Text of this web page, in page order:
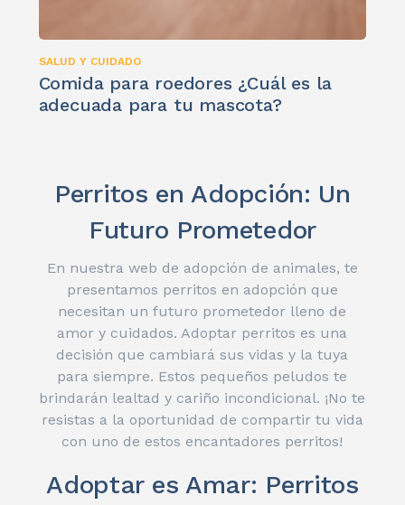
SALUD Y CUIDADO
Comida para roedores ¿Cuál es la
adecuada para tu mascota?
Perritos en Adopción: Un
Futuro Prometedor
En nuestra web de adopción de animales, te
presentamos perritos en adopción que
necesitan un futuro prometedor lleno de
amor y cuidados. Adoptar perritos es una
decisión que cambiará sus vidas y la tuya
para siempre. Estos pequeños peludos te
brindarán lealtad y cariño incondicional. ¡No te
resistas a la oportunidad de compartir tu vida
con uno de estos encantadores perritos!
Adoptar es Amar: Perritos